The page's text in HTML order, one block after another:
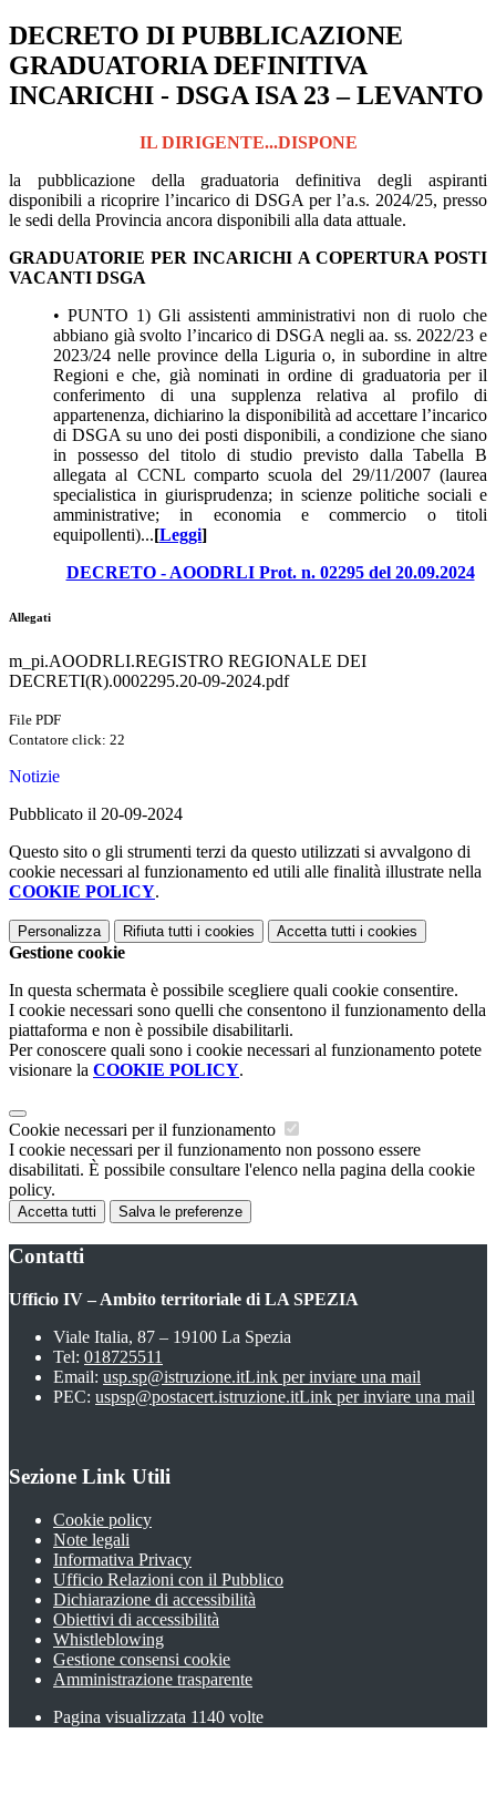
DECRETO DI PUBBLICAZIONE
GRADUATORIA DEFINITIVA
INCARICHI - DSGA ISA 23 – LEVANTO
IL DIRIGENTE...DISPONE
la pubblicazione della graduatoria definitiva degli aspiranti
disponibili a ricoprire l’incarico di DSGA per l’a.s. 2024/25, presso
le sedi della Provincia ancora disponibili alla data attuale.
GRADUATORIE PER INCARICHI A COPERTURA POSTI
VACANTI DSGA
• PUNTO 1) Gli assistenti amministrativi non di ruolo che
abbiano già svolto l’incarico di DSGA negli aa. ss. 2022/23 e
2023/24 nelle province della Liguria o, in subordine in altre
Regioni e che, già nominati in ordine di graduatoria per il
conferimento di una supplenza relativa al profilo di
appartenenza, dichiarino la disponibilità ad accettare l’incarico
di DSGA su uno dei posti disponibili, a condizione che siano
in possesso del titolo di studio previsto dalla Tabella B
allegata al CCNL comparto scuola del 29/11/2007 (laurea
specialistica in giurisprudenza; in scienze politiche sociali e
amministrative; in economia e commercio o titoli
equipollenti)...[Leggi]
DECRETO - AOODRLI Prot. n. 02295 del 20.09.2024
Allegati
m_pi.AOODRLI.REGISTRO REGIONALE DEI
DECRETI(R).0002295.20-09-2024.pdf
File PDF
Contatore click: 22
Notizie
Pubblicato il 20-09-2024
Questo sito o gli strumenti terzi da questo utilizzati si avvalgono di
cookie necessari al funzionamento ed utili alle finalità illustrate nella
COOKIE POLICY.
Personalizza Rifiuta tutti i cookies Accetta tutti i cookies
Gestione cookie
In questa schermata è possibile scegliere quali cookie consentire.
I cookie necessari sono quelli che consentono il funzionamento della
piattaforma e non è possibile disabilitarli.
Per conoscere quali sono i cookie necessari al funzionamento potete
visionare la COOKIE POLICY.
Cookie necessari per il funzionamento
I cookie necessari per il funzionamento non possono essere
disabilitati. È possibile consultare l'elenco nella pagina della cookie
policy.
Accetta tutti Salva le preferenze
Contatti
Ufficio IV – Ambito territoriale di LA SPEZIA
Viale Italia, 87 – 19100 La Spezia
Tel: 018725511
Email: usp.sp@istruzione.itLink per inviare una mail
PEC: uspsp@postacert.istruzione.itLink per inviare una mail
Sezione Link Utili
Cookie policy
Note legali
Informativa Privacy
Ufficio Relazioni con il Pubblico
Dichiarazione di accessibilità
Obiettivi di accessibilità
Whistleblowing
Gestione consensi cookie
Amministrazione trasparente
Pagina visualizzata 1140 volte